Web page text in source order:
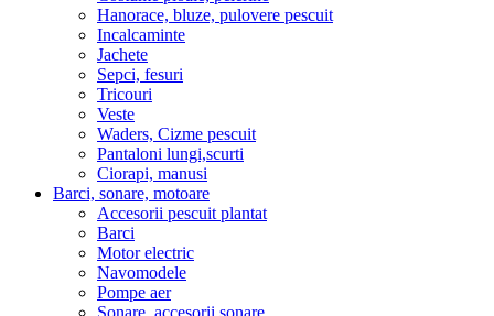
Hanorace, bluze, pulovere pescuit
Incalcaminte
Jachete
Sepci, fesuri
Tricouri
Veste
Waders, Cizme pescuit
Pantaloni lungi,scurti
Ciorapi, manusi
Barci, sonare, motoare
Accesorii pescuit plantat
Barci
Motor electric
Navomodele
Pompe aer
Sonare, accesorii sonare